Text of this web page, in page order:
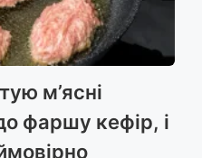
м’ясні
фаршу кефір, і